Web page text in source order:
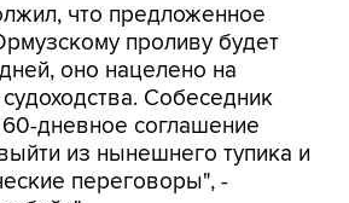
что предложенное
проливу будет
оно нацелено на
Собеседник
дневное соглашение
из нынешнего тупика и
переговоры", -